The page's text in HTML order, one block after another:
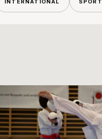
INTERNATIONAL SPORT